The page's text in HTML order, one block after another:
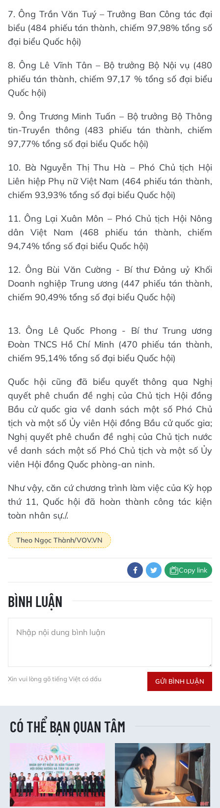
7. Ông Trần Văn Tuý – Trưởng Ban Công tác đại
biểu (484 phiếu tán thành, chiếm 97,98% tổng số
đại biểu Quốc hội)
8. Ông Lê Vĩnh Tân – Bộ trưởng Bộ Nội vụ (480
phiếu tán thành, chiếm 97,17 % tổng số đại biểu
Quốc hội)
9. Ông Trương Minh Tuấn – Bộ trưởng Bộ Thông
tin-Truyền thông (483 phiếu tán thành, chiếm
97,77% tổng số đại biểu Quốc hội)
10. Bà Nguyễn Thị Thu Hà – Phó Chủ tịch Hội
Liên hiệp Phụ nữ Việt Nam (464 phiếu tán thành,
chiếm 93,93% tổng số đại biểu Quốc hội)
11. Ông Lại Xuân Môn – Phó Chủ tịch Hội Nông
dân Việt Nam (468 phiếu tán thành, chiếm
94,74% tổng số đại biểu Quốc hội)
12. Ông Bùi Văn Cường - Bí thư Đảng uỷ Khối
Doanh nghiệp Trung ương (447 phiếu tán thành,
chiếm 90,49% tổng số đại biểu Quốc hội)
13. Ông Lê Quốc Phong - Bí thư Trung ương
Đoàn TNCS Hồ Chí Minh (470 phiếu tán thành,
chiếm 95,14% tổng số đại biểu Quốc hội)
Quốc hội cũng đã biểu quyết thông qua Nghị
quyết phê chuẩn đề nghị của Chủ tịch Hội đồng
Bầu cử quốc gia về danh sách một số Phó Chủ
tịch và một số Ủy viên Hội đồng Bầu cử quốc gia;
Nghị quyết phê chuẩn đề nghị của Chủ tịch nước
về danh sách một số Phó Chủ tịch và một số Ủy
viên Hội đồng Quốc phòng-an ninh.
Như vậy, căn cứ chương trình làm việc của Kỳ họp
thứ 11, Quốc hội đã hoàn thành công tác kiện
toàn nhân sự./.
Theo Ngọc Thành/VOV.VN
Copy link
BÌNH LUẬN
Xin vui lòng gõ tiếng Việt có dấu GỬI BÌNH LUẬN
CÓ THỂ BẠN QUAN TÂM